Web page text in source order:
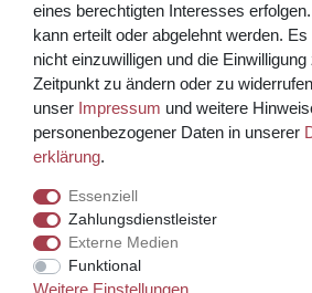
Kreditkarte über PayPal Funktion
Wir versenden mit
© Copyright 2026 Weinhaus Blum. Alle
eines berechtigten Interesses
kann erteilt oder abgelehnt werden.
nicht einzuwilligen und die
Zeitpunkt zu ändern oder zu
unser Impressum und weitere
personenbezogener Daten in unserer
erklärung.
Essenziell
Zahlungsdienstleister
Externe Medien
Funktional
Weitere Einstellungen